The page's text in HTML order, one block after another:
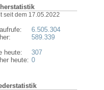
seit dem 17.05.2022
heute:
heute:
6.505.304
589.339
307
0